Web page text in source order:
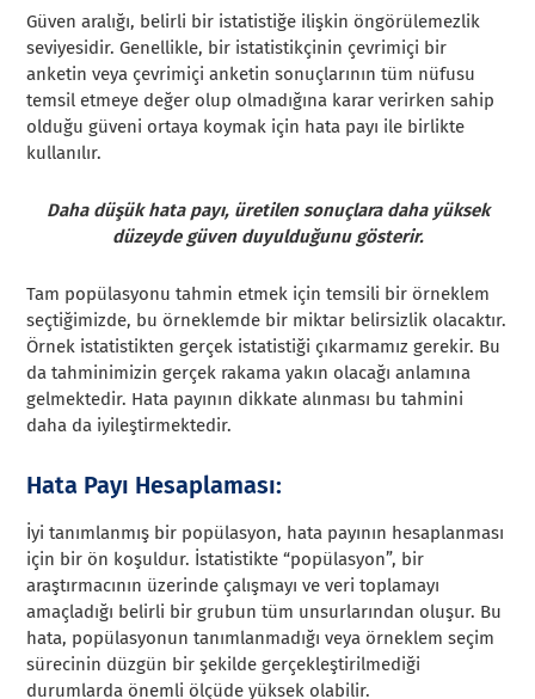
Güven aralığı, belirli bir istatistiğe ilişkin öngörülemezlik
seviyesidir. Genellikle, bir istatistikçinin çevrimiçi bir
anketin veya çevrimiçi anketin sonuçlarının tüm nüfusu
temsil etmeye değer olup olmadığına karar verirken sahip
olduğu güveni ortaya koymak için hata payı ile birlikte
kullanılır.
Daha düşük hata payı, üretilen sonuçlara daha yüksek
düzeyde güven duyulduğunu gösterir.
Tam popülasyonu tahmin etmek için temsili bir örneklem
seçtiğimizde, bu örneklemde bir miktar belirsizlik olacaktır.
Örnek istatistikten gerçek istatistiği çıkarmamız gerekir. Bu
da tahminimizin gerçek rakama yakın olacağı anlamına
gelmektedir. Hata payının dikkate alınması bu tahmini
daha da iyileştirmektedir.
Hata Payı Hesaplaması:
İyi tanımlanmış bir popülasyon, hata payının hesaplanması
için bir ön koşuldur. İstatistikte “popülasyon”, bir
araştırmacının üzerinde çalışmayı ve veri toplamayı
amaçladığı belirli bir grubun tüm unsurlarından oluşur. Bu
hata, popülasyonun tanımlanmadığı veya örneklem seçim
sürecinin düzgün bir şekilde gerçekleştirilmediği
durumlarda önemli ölçüde yüksek olabilir.